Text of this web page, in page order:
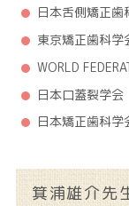
日本舌側矯正歯
東京矯正歯科学
WORLD
日本口蓋裂学会
日本矯正歯科学
箕浦雄介先